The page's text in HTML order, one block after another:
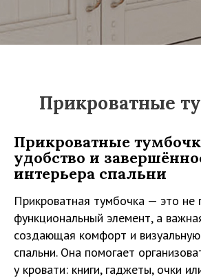
Прикроватные
Прикроватные
удобство и
интерьера спальни
Прикроватная тумбочка — это не
функциональный элемент, а
создающая комфорт и
спальни. Она помогает
у кровати: книги, гаджеты, очки